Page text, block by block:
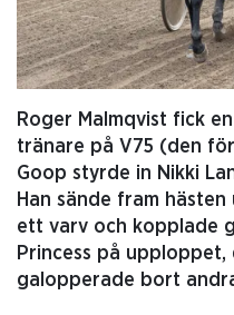
Roger Malmqvist fick
tränare på V75 (den
Goop styrde in Nikki
Han sände fram
ett varv och kopplade
Princess på upploppet,
galopperade bort